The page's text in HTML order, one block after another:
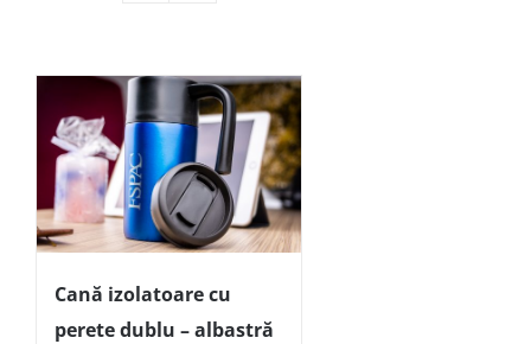
Cană izolatoare cu
perete dublu – albastră